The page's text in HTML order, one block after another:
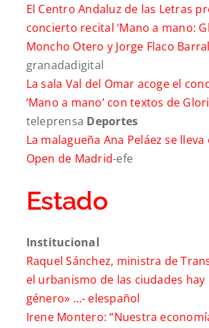
El Centro Andaluz de las Letras
concierto recital ‘Mano a mano:
Moncho Otero y Jorge Flaco
granadadigital
La sala Val del Omar acoge el
‘Mano a mano’ con textos de
teleprensa Deportes
La malagueña Ana Peláez se lleva
Open de Madrid-efe
Estado
Institucional
Raquel Sánchez, ministra de
el urbanismo de las ciudades hay
género» …- elespañol
Irene Montero: “Nuestra